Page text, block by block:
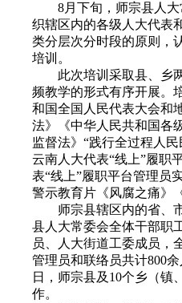
8月下旬，师宗县人
织辖区内的各级人大代表
类分层次分时段的原则，
培训。
此次培训采取县、乡
频教学的形式有序开展。
和国全国人民代表大会和
法》《中华人民共和国各
监督法》“践行全过程人民
云南人大代表“线上”履职
表“线上”履职平台管理员
警示教育片《风腐之痛》
师宗县辖区内的省、
县人大常委会全体干部职
员、人大街道工委成员，
管理员和联络员共计800
日，师宗县及10个乡（镇
作。